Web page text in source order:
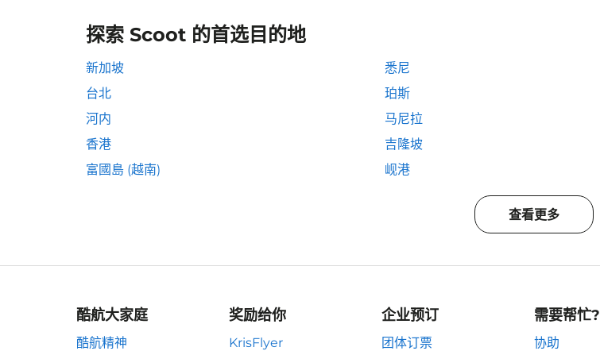
探索 Scoot 的首选目的地
新加坡 悉尼
台北
珀斯
河内
马尼拉
香港
吉隆坡
富國島 (越南)
岘港
查看更多
酷航大家庭
酷航精神
奖励给你
KrisFlyer
企业预订
团体订票
需要帮忙?
协助